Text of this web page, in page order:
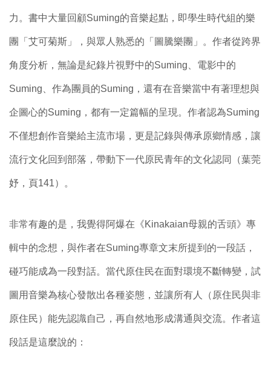
力。書中大量回顧Suming的音樂起點，即學生時代組的樂
團「艾可菊斯」，與眾人熟悉的「圖騰樂團」。作者從跨界
角度分析，無論是紀錄片視野中的Suming、電影中的
Suming、作為團員的Suming，還有在音樂當中有著理想與
企圖心的Suming，都有一定篇幅的呈現。作者認為Suming
不僅想創作音樂給主流市場，更是記錄與傳承原鄉情感，讓
流行文化回到部落，帶動下一代原民青年的文化認同（葉莞
妤，頁141）。
非常有趣的是，我覺得阿爆在《Kinakaian母親的舌頭》專
輯中的念想，與作者在Suming專章文末所提到的一段話，
碰巧能成為一段對話。當代原住民在面對環境不斷轉變，試
圖用音樂為核心發散出各種姿態，並讓所有人（原住民與非
原住民）能先認識自己，再自然地形成溝通與交流。作者這
段話是這麼說的：